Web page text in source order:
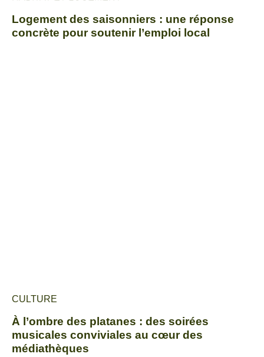
Logement des saisonniers : une réponse
concrète pour soutenir l’emploi local
CULTURE
À l’ombre des platanes : des soirées
musicales conviviales au cœur des
médiathèques